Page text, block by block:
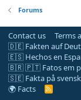
Forums
Contact us Terms
🇩🇪 Fakten auf
🇪🇸 Hechos en
🇧🇷 🇵🇹 Fatos em
🇸🇪 Fakta på
🌍 Facts
R